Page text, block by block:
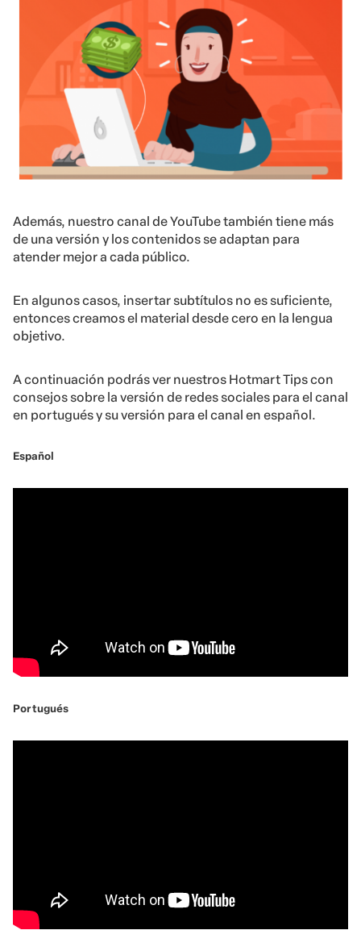
Además, nuestro canal de YouTube también tiene más
de una versión y los contenidos se adaptan para
atender mejor a cada público.
En algunos casos, insertar subtítulos no es suficiente,
entonces creamos el material desde cero en la lengua
objetivo.
A continuación podrás ver nuestros Hotmart Tips con
consejos sobre la versión de redes sociales para el canal
en portugués y su versión para el canal en español.
Español
Portugués